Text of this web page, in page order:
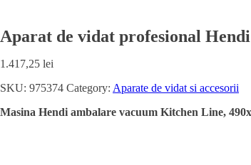
Aparat de vidat profesional
1.417,25 lei
SKU: 975374 Category: Aparate de vidat si accesorii
Masina Hendi ambalare vacuum Kitchen Line,